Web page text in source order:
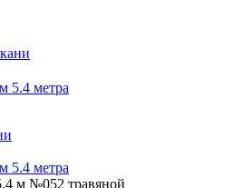
5.4 метра
5.4 метра
м №052 травяной